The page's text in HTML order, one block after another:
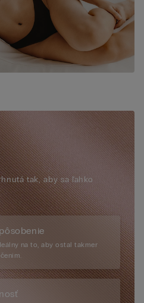
tak, aby sa ľahko
na to, aby ostal takmer